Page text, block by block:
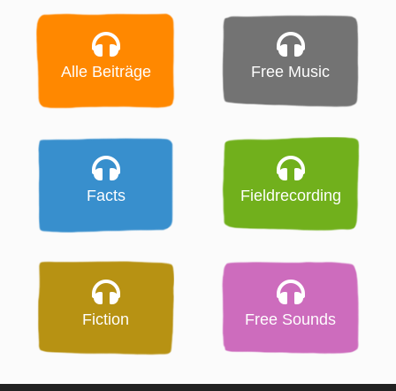
Alle Beiträge Free Music
Facts Fieldrecording
Fiction Free Sounds